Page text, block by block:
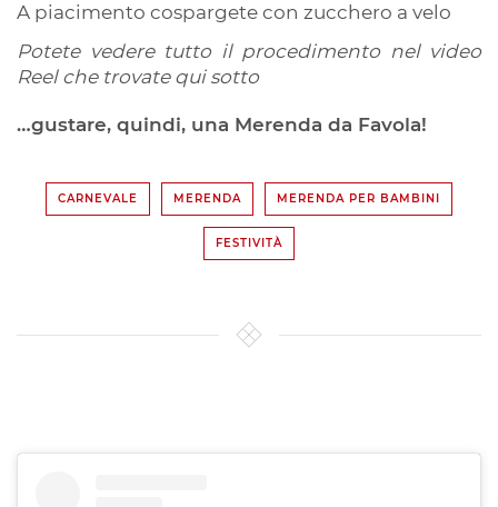
A piacimento cospargete con zucchero a velo
Potete vedere tutto il procedimento nel video
Reel che trovate qui sotto
…gustare, quindi, una Merenda da Favola!
CARNEVALE MERENDA MERENDA PER BAMBINI
FESTIVITÀ